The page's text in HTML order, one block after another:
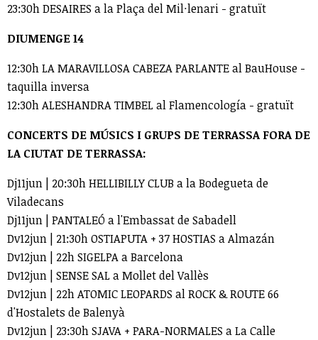
23:30h DESAIRES a la Plaça del Mil·lenari - gratuït
DIUMENGE 14
12:30h LA MARAVILLOSA CABEZA PARLANTE al BauHouse -
taquilla inversa
12:30h ALESHANDRA TIMBEL al Flamencología - gratuït
CONCERTS DE MÚSICS I GRUPS DE TERRASSA FORA DE
LA CIUTAT DE TERRASSA:
Dj11jun | 20:30h HELLIBILLY CLUB a la Bodegueta de
Viladecans
Dj11jun | PANTALEÓ a l'Embassat de Sabadell
Dv12jun | 21:30h OSTIAPUTA + 37 HOSTIAS a Almazán
Dv12jun | 22h SIGELPA a Barcelona
Dv12jun | SENSE SAL a Mollet del Vallès
Dv12jun | 22h ATOMIC LEOPARDS al ROCK & ROUTE 66
d'Hostalets de Balenyà
Dv12jun | 23:30h SJAVA + PARA-NORMALES a La Calle